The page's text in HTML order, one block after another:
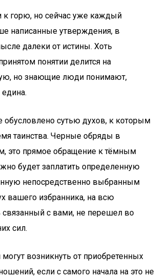
к горю, но сейчас уже каждый
написанные утверждения, в
далеки от истины. Хоть
понятии делится на
но знающие люди понимают,
едина.
обусловлено сутью духов, к которым
таинства. Черные обряды в
это прямое обращение к тёмным
будет заплатить определенную
непосредственно выбранным
вашего избранника, на всю
с вами, не перешел во
сил.
возникнуть от приобретенных
если с самого начала на это не